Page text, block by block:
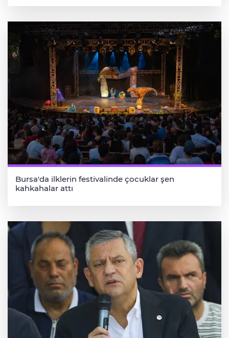
Bursa'da ilklerin festivalinde çocuklar şen
kahkahalar attı